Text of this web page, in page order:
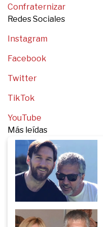
Confraternizar
Redes Sociales
Instagram
Facebook
Twitter
TikTok
YouTube
Más leídas